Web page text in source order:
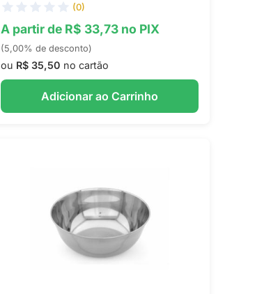
(0)
A partir de R$ 33,73 no PIX
(5,00% de desconto)
ou R$ 35,50 no cartão
Adicionar ao Carrinho